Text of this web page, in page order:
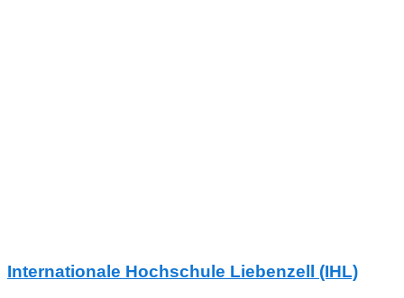
Internationale Hochschule Liebenzell (IHL)